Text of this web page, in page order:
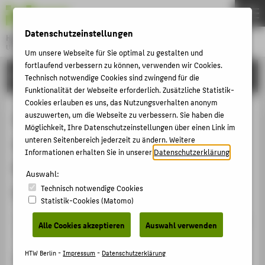
Hochschule für Technik und Wirtschaft Berlin
Menu
FORSCHUNG
IFAF Projekt "KOPKIB": Paketbote
war gestern - mehr
Kundenzufriedenheit durch
innovative Zustellkonzepte
Veranstaltungsbeitrag › Sonstiger Veranstaltungsbeitrag
› 2019
Veranstaltung
THEMEN
HOCHSCHULE
CAMPUS
STUDIUM
LEHRE
KARRIERE
INTERNATIONAL
INFORMATIONEN FÜR
Datenschutzeinstellungen
Um unsere Webseite für Sie optimal zu gestalten und
fortlaufend verbessern zu können, verwenden wir Cookies.
Technisch notwendige Cookies sind zwingend für die
Funktionalität der Webseite erforderlich. Zusätzliche Statistik-
Cookies erlauben es uns, das Nutzungsverhalten anonym
auszuwerten, um die Webseite zu verbessern. Sie haben die
Möglichkeit, Ihre Datenschutzeinstellungen über einen Link im
unteren Seitenbereich jederzeit zu ändern. Weitere
Informationen erhalten Sie in unsererDatenschutzerklärung
Auswahl:
Technisch notwendige Cookies
Statistik-Cookies (Matomo)
Alle Cookies akzeptieren Auswahl verwenden
HTW Berlin -Impressum- Datenschutzerklärung